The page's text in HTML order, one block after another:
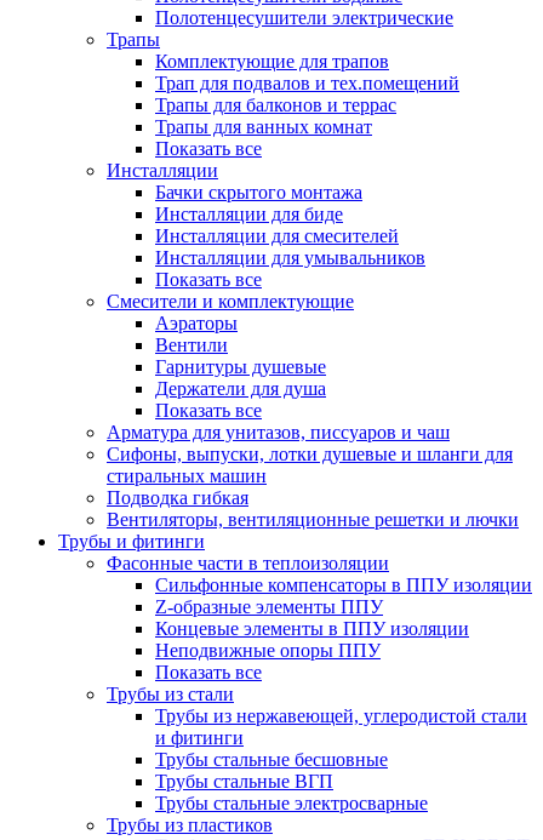
Полотенцесушители электрические
Трапы
Комплектующие для трапов
Трап для подвалов и тех.помещений
Трапы для балконов и террас
Трапы для ванных комнат
Показать все
Инсталляции
Бачки скрытого монтажа
Инсталляции для биде
Инсталляции для смесителей
Инсталляции для умывальников
Показать все
Смесители и комплектующие
Аэраторы
Вентили
Гарнитуры душевые
Держатели для душа
Показать все
Арматура для унитазов, писсуаров и чаш
Сифоны, выпуски, лотки душевые и шланги для
стиральных машин
Подводка гибкая
Вентиляторы, вентиляционные решетки и лючки
Трубы и фитинги
Фасонные части в теплоизоляции
Cильфонные компенсаторы в ППУ изоляции
Z-образные элементы ППУ
Концевые элементы в ППУ изоляции
Неподвижные опоры ППУ
Показать все
Трубы из стали
Трубы из нержавеющей, углеродистой стали
и фитинги
Трубы стальные бесшовные
Трубы стальные ВГП
Трубы стальные электросварные
Трубы из пластиков